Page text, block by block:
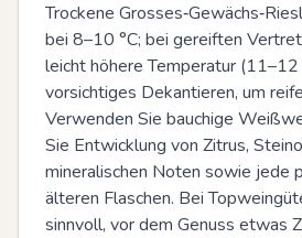
Trockene
bei 8–10 °C; bei gereiften
leicht höhere Temperatur (11–12
vorsichtiges Dekantieren, um
Verwenden Sie bauchige
Sie Entwicklung von Zitrus,
mineralischen Noten sowie jede
älteren Flaschen. Bei
sinnvoll, vor dem Genuss etwas